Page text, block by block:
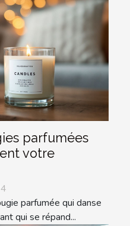
parfumées
votre
parfumée qui danse
qui se répand...